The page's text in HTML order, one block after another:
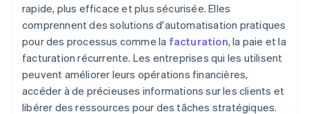
Effectuez des essais et des tests
Solliciter des commentaires et des références
rapide, plus efficace et plus sécurisée. Elles
comprennent des solutions d'automatisation pratiques
pour des processus comme la facturation, la paie et la
facturation récurrente. Les entreprises qui les utilisent
peuvent améliorer leurs opérations financières,
accéder à de précieuses informations sur les clients et
libérer des ressources pour des tâches stratégiques.